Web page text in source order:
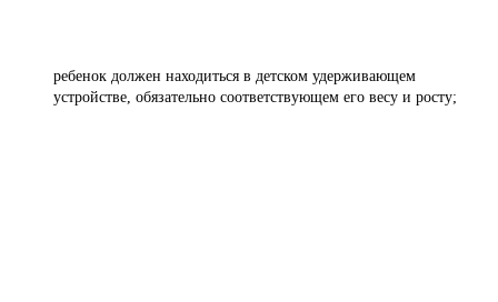
ребенок должен находиться в детском удерживающем
устройстве, обязательно соответствующем его весу и росту;